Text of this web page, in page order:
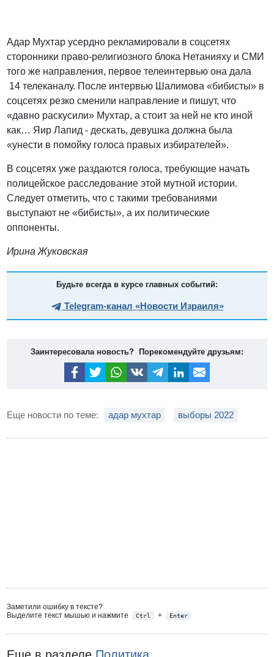
Адар Мухтар усердно рекламировали в соцсетях
сторонники право-религиозного блока Нетанияху и СМИ
того же направления, первое телеинтервью она дала
14 телеканалу. После интервью Шалимова «бибисты» в
соцсетях резко сменили направление и пишут, что
«давно раскусили» Мухтар, а стоит за ней не кто иной
как… Яир Лапид - дескать, девушка должна была
«унести в помойку голоса правых избирателей».
В соцсетях уже раздаются голоса, требующие начать
полицейское расследование этой мутной истории.
Следует отметить, что с такими требованиями
выступают не «бибисты», а их политические
оппоненты.
Ирина Жуковская
Будьте всегда в курсе главных событий:
Telegram-канал «Новости Израиля»
Заинтересовала новость? Порекомендуйте друзьям:
Еще новости по теме: адар мухтар выборы 2022
Заметили ошибку в тексте?
Выделите текст мышью и нажмите
Ctrl + Enter